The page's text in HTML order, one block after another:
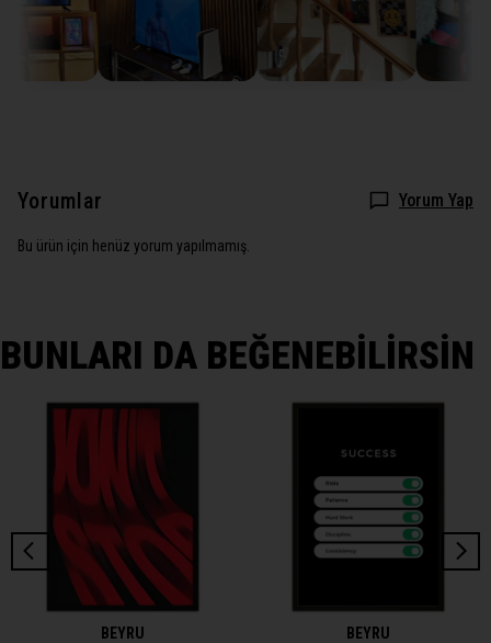
Yorumlar Yorum Yap
Bu ürün için henüz yorum yapılmamış.
BUNLARI DA BEĞENEBİLİRSİN
BEYRU BEYRU